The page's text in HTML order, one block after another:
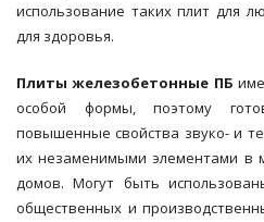
использование таких плит для
для здоровья.
Плиты железобетонные ПБ
особой формы, поэтому
повышенные свойства звуко- и
их незаменимыми элементами в
домов. Могут быть
общественных и